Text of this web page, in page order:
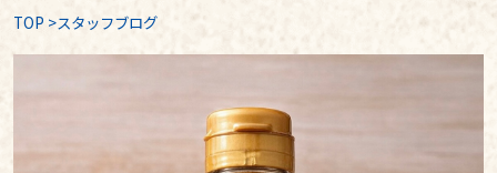
TOP >スタッフブログ